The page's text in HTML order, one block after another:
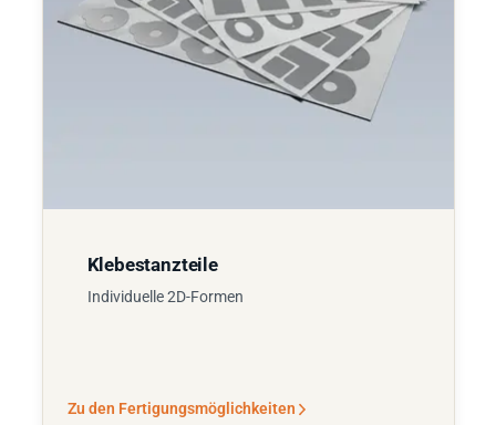
Klebestanzteile
Individuelle 2D-Formen
Zu den Fertigungsmöglichkeiten